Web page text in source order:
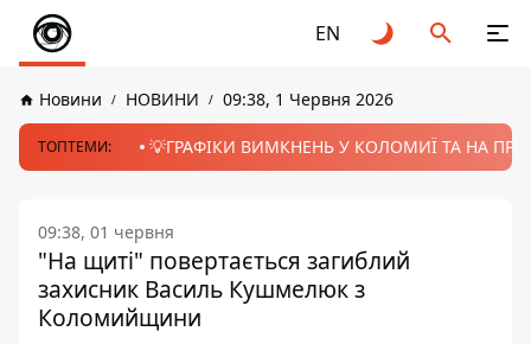
EN
Новини НОВИНИ 09:38, 1 Червня 2026
ТОПТЕМИ: 💡ГРАФІКИ ВИМКНЕНЬ У КОЛОМИЇ ТА НА
09:38, 01 червня
"На щиті" повертається загиблий
захисник Василь Кушмелюк з
Коломийщини